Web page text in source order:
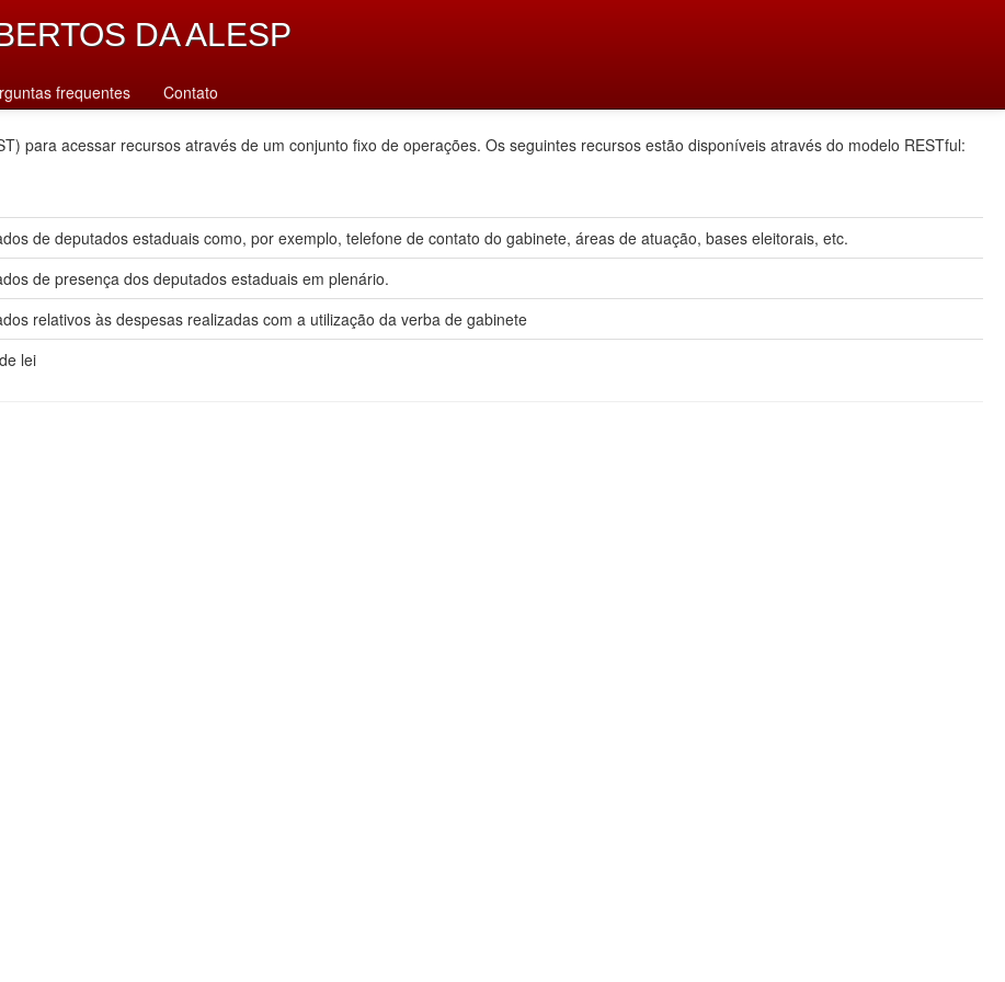
DA ALESP
frequentes Contato
para acessar recursos através de um conjunto fixo de operações. Os seguintes recursos estão disponíveis através do modelo RESTful:
de deputados estaduais como, por exemplo, telefone de contato do gabinete, áreas de atuação, bases eleitorais, etc.
de presença dos deputados estaduais em plenário.
relativos às despesas realizadas com a utilização da verba de gabinete
lei